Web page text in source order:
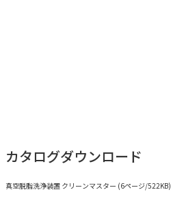
カタログダウンロード
真空脱脂洗浄装置 クリーンマスター (6ページ/522KB)